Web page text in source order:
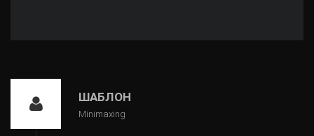
ШАБЛОН
Minimaxing